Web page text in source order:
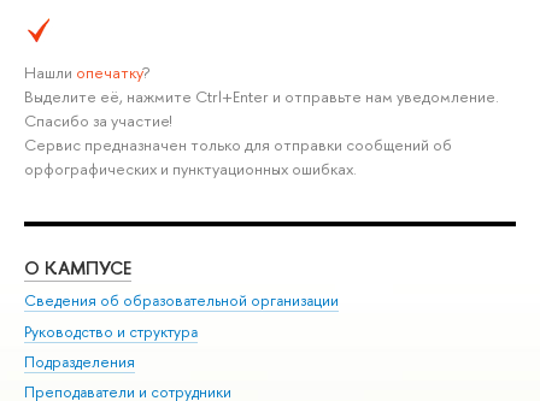
Нашли опечатку?
Выделите её, нажмите Ctrl+Enter и отправьте нам уведомление.
Спасибо за участие!
Сервис предназначен только для отправки сообщений об
орфографических и пунктуационных ошибках.
О КАМПУСЕ
Сведения об образовательной организации
Руководство и структура
Подразделения
Преподаватели и сотрудники